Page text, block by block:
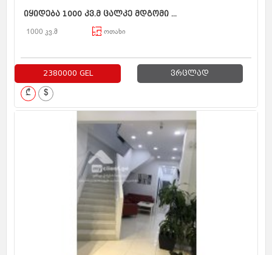
იყიდება 1000 კვ.მ ცალკე მდგომი ...
1000 კვ.მ ოთახი
2380000 GEL ვრცლად
₾ $